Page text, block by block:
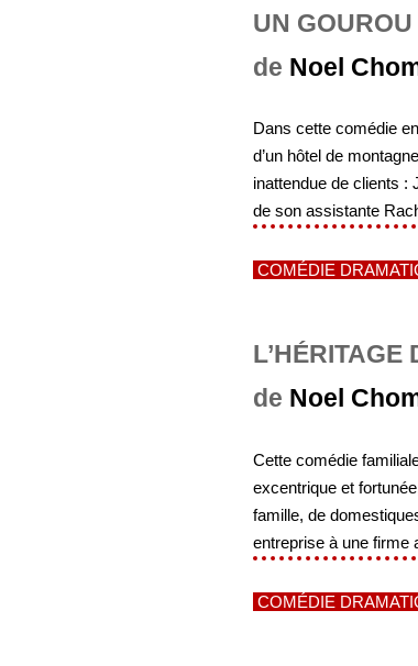
UN
de Noel
Dans cette comédie
d’un hôtel de
inattendue de clients :
de son assistante
COMÉDIE
L’HÉRITAGE
de Noel
Cette comédie
excentrique et
famille, de
entreprise à une firme
COMÉDIE